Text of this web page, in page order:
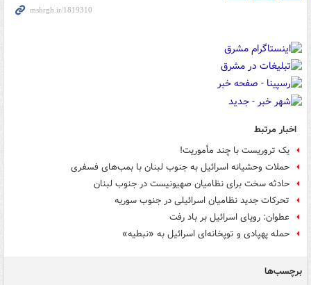
اخبار مرتبط
یک تروریست با چند مأموریت!
حملات وحشیانه اسرائیل به جنوب لبنان با بمب‌های فسفری
حادثه سخت برای نظامیان صهیونیست در جنوب لبنان
تحرکات جدید نظامیان اسرائیلی در جنوب سوریه
عطوان: رویای اسرائیل بر باد رفت
حمله پهپادی و توپخانه‌ای اسرائیل به «نبطیه»
برچسب‌ها